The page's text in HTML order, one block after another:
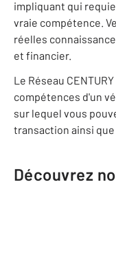
impliquant qui
vraie compétence.
réelles
et financier.
Le Réseau
compétences d'un
sur lequel vous
transaction ainsi
Découvrez